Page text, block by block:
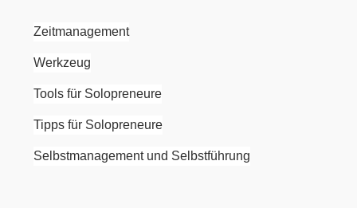
Zeitmanagement
Werkzeug
Tools für Solopreneure
Tipps für Solopreneure
Selbstmanagement und Selbstführung